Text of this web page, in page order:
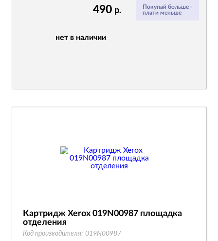
Покупай больше -
плати меньше
490 р.
нет в наличии
Картридж Xerox 019N00987 площадка
отделения
Код производителя: 019N00987